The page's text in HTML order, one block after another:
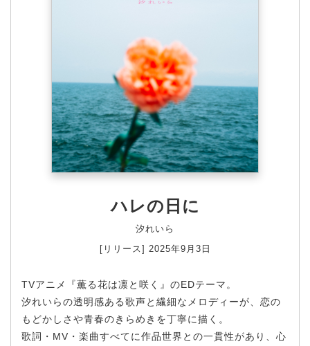
ハレの日に
汐れいら
[リリース] 2025年9月3日
TVアニメ『薫る花は凛と咲く』のEDテーマ。
汐れいらの透明感ある歌声と繊細なメロディーが、恋の
もどかしさや青春のきらめきを丁寧に描く。
歌詞・MV・楽曲すべてに作品世界との一貫性があり、心